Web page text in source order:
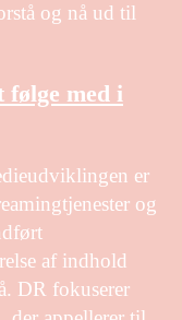
og nå ud til
følge med i
er
og
af indhold
DR fokuserer